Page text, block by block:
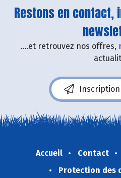
Restons en contact,
....et retrouvez nos offres,
Accueil Contact
Protection des